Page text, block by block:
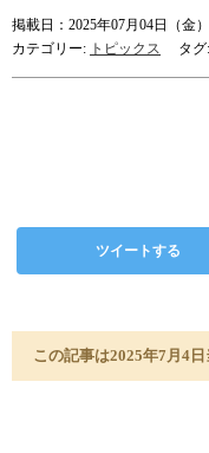
掲載日：2025年07月04日（金）
カテゴリー: トピックス タグ:
ツイートする
この記事は2025年7月4